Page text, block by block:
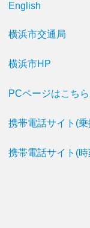
English
横浜市交通局
横浜市HP
PCページはこちら
携帯電話サイト(
携帯電話サイト(